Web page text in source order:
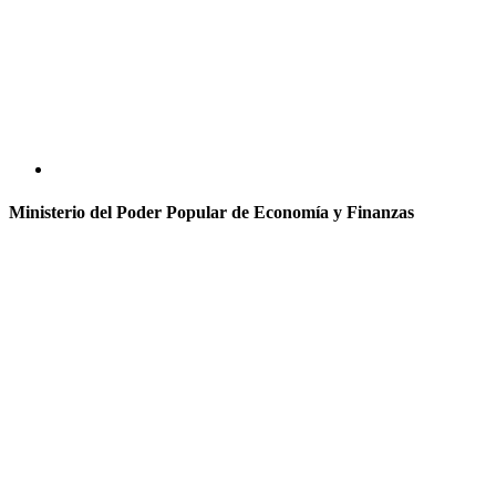
Ministerio del Poder Popular de Economía y Finanzas